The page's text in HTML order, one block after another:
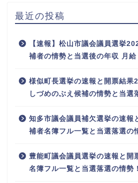
最近の投稿
【速報】松山市議会議員選挙
補者の情勢と当選後の年収 月給
様似町長選挙の速報と開票結果
しづめのぶえ候補の情勢と当選
知多市議会議員補欠選挙の速報
補者名簿フル一覧と当選落選の
豊能町議会議員選挙の速報と開
名簿フル一覧と当選落選の情勢！